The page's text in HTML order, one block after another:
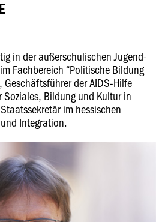
in der außerschulischen Jugend-
Fachbereich “Politische Bildung
der AIDS-Hilfe
Soziales, Bildung und Kultur in
im hessischen
Integration.